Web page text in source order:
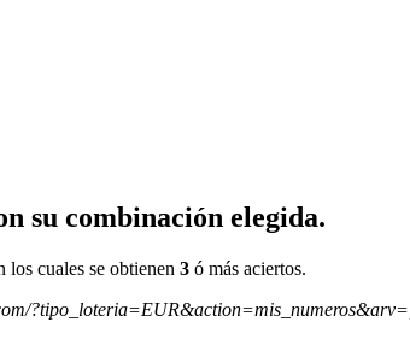
su combinación elegida.
los cuales se obtienen 3 ó más aciertos.